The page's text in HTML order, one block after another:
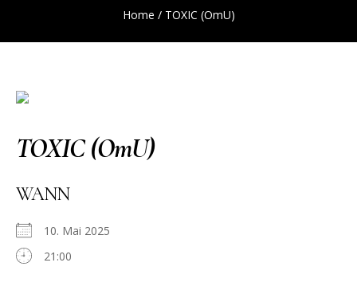
Home / TOXIC (OmU)
TOXIC (OmU)
WANN
10. Mai 2025
21:00